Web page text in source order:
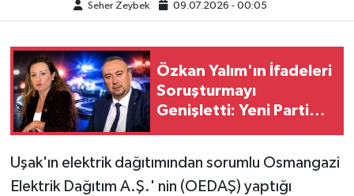
Seher Zeybek 09.07.2026 - 00:05
Özkan Yalım'ın İfadeleri
Soruşturmayı
Genişletti: Yeni Parti
Uşak'ın elektrik dağıtımından sorumlu Osmangazi
Elektrik Dağıtım A.Ş.' nin (OEDAŞ) yaptığı